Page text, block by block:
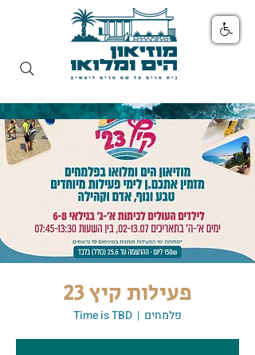
פעילות קיץ 23
Time is TBD
  |
פלמחים